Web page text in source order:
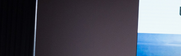
학교상
학교연